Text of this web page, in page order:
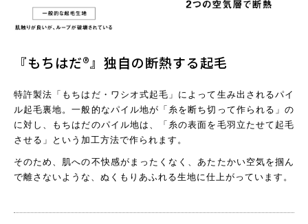
『もちはだ®︎』独自の断熱する起毛
特許製法「もちはだ・ワシオ式起毛」によって生み出されるパイ
ル起毛裏地。一般的なパイル地が「糸を断ち切って作られる」の
に対し、もちはだのパイル地は、「糸の表面を毛羽立たせて起毛
させる」という加工方法で作られます。
そのため、肌への不快感がまったくなく、あたたかい空気を掴ん
で離さないような、ぬくもりあふれる生地に仕上がっています。